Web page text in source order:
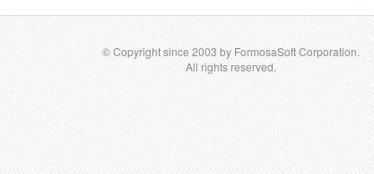
© Copyright since 2003 by FormosaSoft Corporation.
All rights reserved.